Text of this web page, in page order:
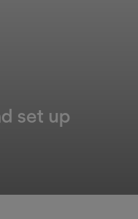
set up